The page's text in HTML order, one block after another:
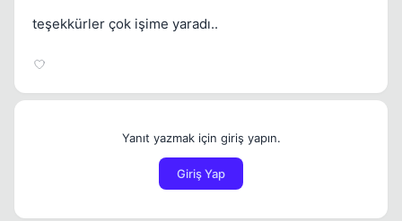
teşekkürler çok işime yaradı..
Yanıt yazmak için giriş yapın.
Giriş Yap